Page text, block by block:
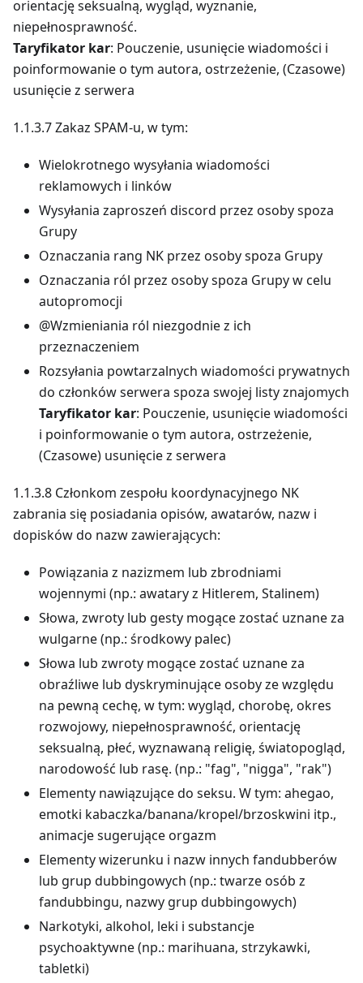
orientację seksualną, wygląd, wyznanie,
niepełnosprawność.
Taryfikator kar: Pouczenie, usunięcie wiadomości i
poinformowanie o tym autora, ostrzeżenie, (Czasowe)
usunięcie z serwera
1.1.3.7 Zakaz SPAM-u, w tym:
Wielokrotnego wysyłania wiadomości
reklamowych i linków
Wysyłania zaproszeń discord przez osoby spoza
Grupy
Oznaczania rang NK przez osoby spoza Grupy
Oznaczania ról przez osoby spoza Grupy w celu
autopromocji
@Wzmieniania ról niezgodnie z ich
przeznaczeniem
Rozsyłania powtarzalnych wiadomości prywatnych
do członków serwera spoza swojej listy znajomych
Taryfikator kar: Pouczenie, usunięcie wiadomości
i poinformowanie o tym autora, ostrzeżenie,
(Czasowe) usunięcie z serwera
1.1.3.8 Członkom zespołu koordynacyjnego NK
zabrania się posiadania opisów, awatarów, nazw i
dopisków do nazw zawierających:
Powiązania z nazizmem lub zbrodniami
wojennymi (np.: awatary z Hitlerem, Stalinem)
Słowa, zwroty lub gesty mogące zostać uznane za
wulgarne (np.: środkowy palec)
Słowa lub zwroty mogące zostać uznane za
obraźliwe lub dyskryminujące osoby ze względu
na pewną cechę, w tym: wygląd, chorobę, okres
rozwojowy, niepełnosprawność, orientację
seksualną, płeć, wyznawaną religię, światopogląd,
narodowość lub rasę. (np.: "fag", "nigga", "rak")
Elementy nawiązujące do seksu. W tym: ahegao,
emotki kabaczka/banana/kropel/brzoskwini itp.,
animacje sugerujące orgazm
Elementy wizerunku i nazw innych fandubberów
lub grup dubbingowych (np.: twarze osób z
fandubbingu, nazwy grup dubbingowych)
Narkotyki, alkohol, leki i substancje
psychoaktywne (np.: marihuana, strzykawki,
tabletki)